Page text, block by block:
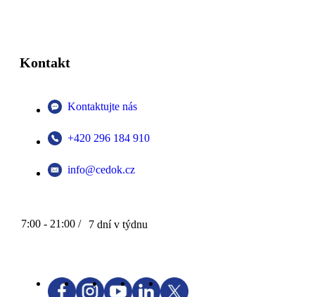
Kontakt
Kontaktujte nás
+420 296 184 910
info@cedok.cz
7:00 - 21:00 / 7 dní v týdnu